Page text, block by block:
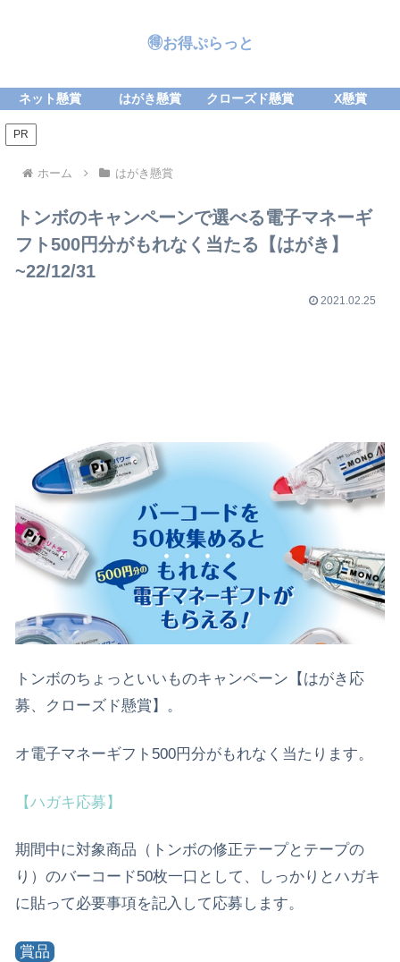
🉐お得ぷらっと
ネット懸賞 はがき懸賞 クローズド懸賞 X懸賞
PR
ホーム はがき懸賞
トンボのキャンペーンで選べる電子マネーギ
フト500円分がもれなく当たる【はがき】
~22/12/31
2021.02.25
トンボのちょっといいものキャンペーン【はがき応
募、クローズド懸賞】。
オ電子マネーギフト500円分がもれなく当たります。
【ハガキ応募】
期間中に対象商品（トンボの修正テープとテープの
り）のバーコード50枚一口として、しっかりとハガキ
に貼って必要事項を記入して応募します。
賞品